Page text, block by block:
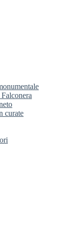
curate